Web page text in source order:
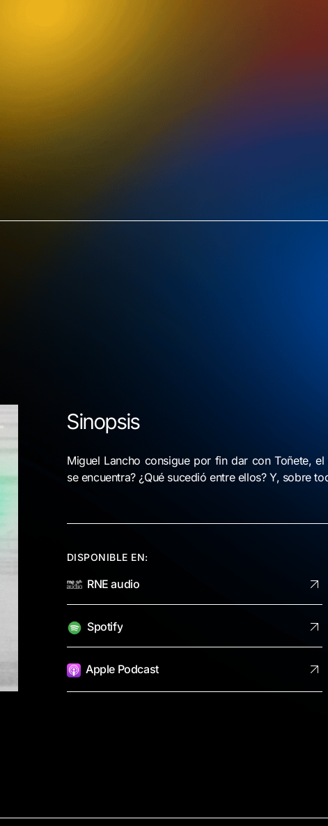
Sinopsis
Miguel Lancho consigue por fin dar con Toñete,
se encuentra? ¿Qué sucedió entre ellos? Y, sobre
DISPONIBLE EN:
RNE audio
Spotify
Apple Podcast